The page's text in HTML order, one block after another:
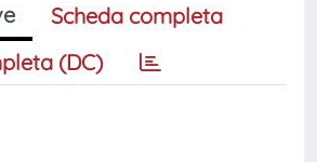
Scheda completa
(DC)